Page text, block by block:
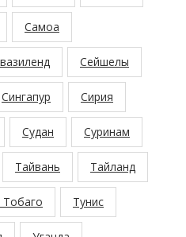
Самоа
Сейшелы
Сингапур Сирия
Судан Суринам
Тайвань Тайланд
Тобаго Тунис